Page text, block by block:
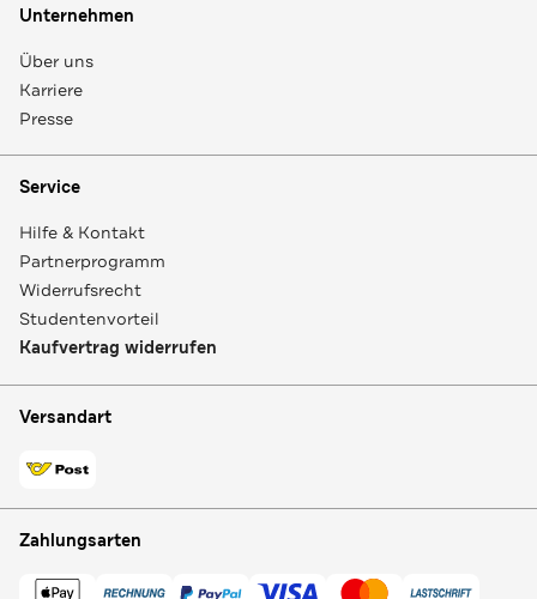
Unternehmen
Über uns
Karriere
Presse
Service
Hilfe & Kontakt
Partnerprogramm
Widerrufsrecht
Studentenvorteil
Kaufvertrag widerrufen
Versandart
Zahlungsarten